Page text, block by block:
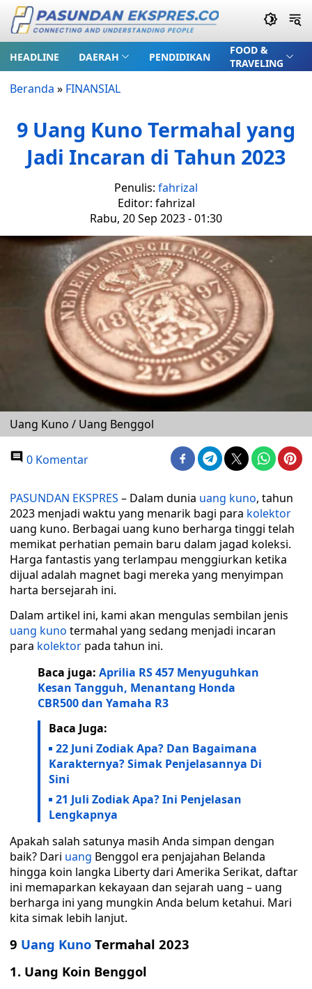
HEADLINE DAERAH PENDIDIKAN
FOOD &
TRAVELING
Beranda » FINANSIAL
9 Uang Kuno Termahal yang
Jadi Incaran di Tahun 2023
Penulis: fahrizal
Editor: fahrizal
Rabu, 20 Sep 2023 - 01:30
Uang Kuno / Uang Benggol
0 Komentar
PASUNDAN EKSPRES – Dalam dunia uang kuno, tahun
2023 menjadi waktu yang menarik bagi para kolektor
uang kuno. Berbagai uang kuno berharga tinggi telah
memikat perhatian pemain baru dalam jagad koleksi.
Harga fantastis yang terlampau menggiurkan ketika
dijual adalah magnet bagi mereka yang menyimpan
harta bersejarah ini.
Dalam artikel ini, kami akan mengulas sembilan jenis
uang kuno termahal yang sedang menjadi incaran
para kolektor pada tahun ini.
Baca juga: Aprilia RS 457 Menyuguhkan
Kesan Tangguh, Menantang Honda
CBR500 dan Yamaha R3
Baca Juga:
22 Juni Zodiak Apa? Dan Bagaimana
Karakternya? Simak Penjelasannya Di
Sini
21 Juli Zodiak Apa? Ini Penjelasan
Lengkapnya
Apakah salah satunya masih Anda simpan dengan
baik? Dari uang Benggol era penjajahan Belanda
hingga koin langka Liberty dari Amerika Serikat, daftar
ini memaparkan kekayaan dan sejarah uang – uang
berharga ini yang mungkin Anda belum ketahui. Mari
kita simak lebih lanjut.
9 Uang Kuno Termahal 2023
1. Uang Koin Benggol